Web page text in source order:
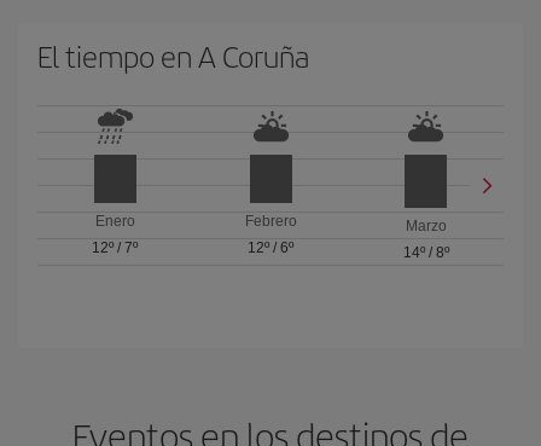
El tiempo en A Coruña
Enero
12º /7º
Febrero
12º / 6º
Marzo
14º/ 8º
Eventos en los destinos de